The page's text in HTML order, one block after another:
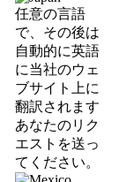
任意の言語
で、その後は
自動的に英語
に当社のウェ
ブサイト上に
翻訳されます
あなたのリク
エストを送っ
てください。